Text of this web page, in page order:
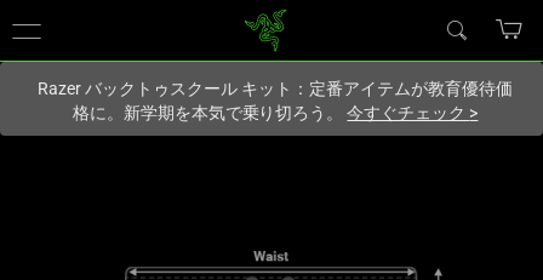
サイトにアクセスしています.
Razer バックトゥスクール キット：定番アイテムが教育優待価
格に。新学期を本気で乗り切ろう。今すぐチェック >